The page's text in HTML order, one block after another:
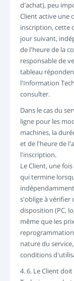
d'achat), peu
Client active une
inscription, cette
jour suivant,
de l'heure de la
responsable de
tableau
l'Information
consulter.
Dans le cas du
ligne pour les
machines, la
et de l'heure de
l'inscription.
Le Client, une
qui termine
s'oblige à vérifier
disposition (PC,
même que les
reprogrammation
nature du
conditions
4. 6. Le Client